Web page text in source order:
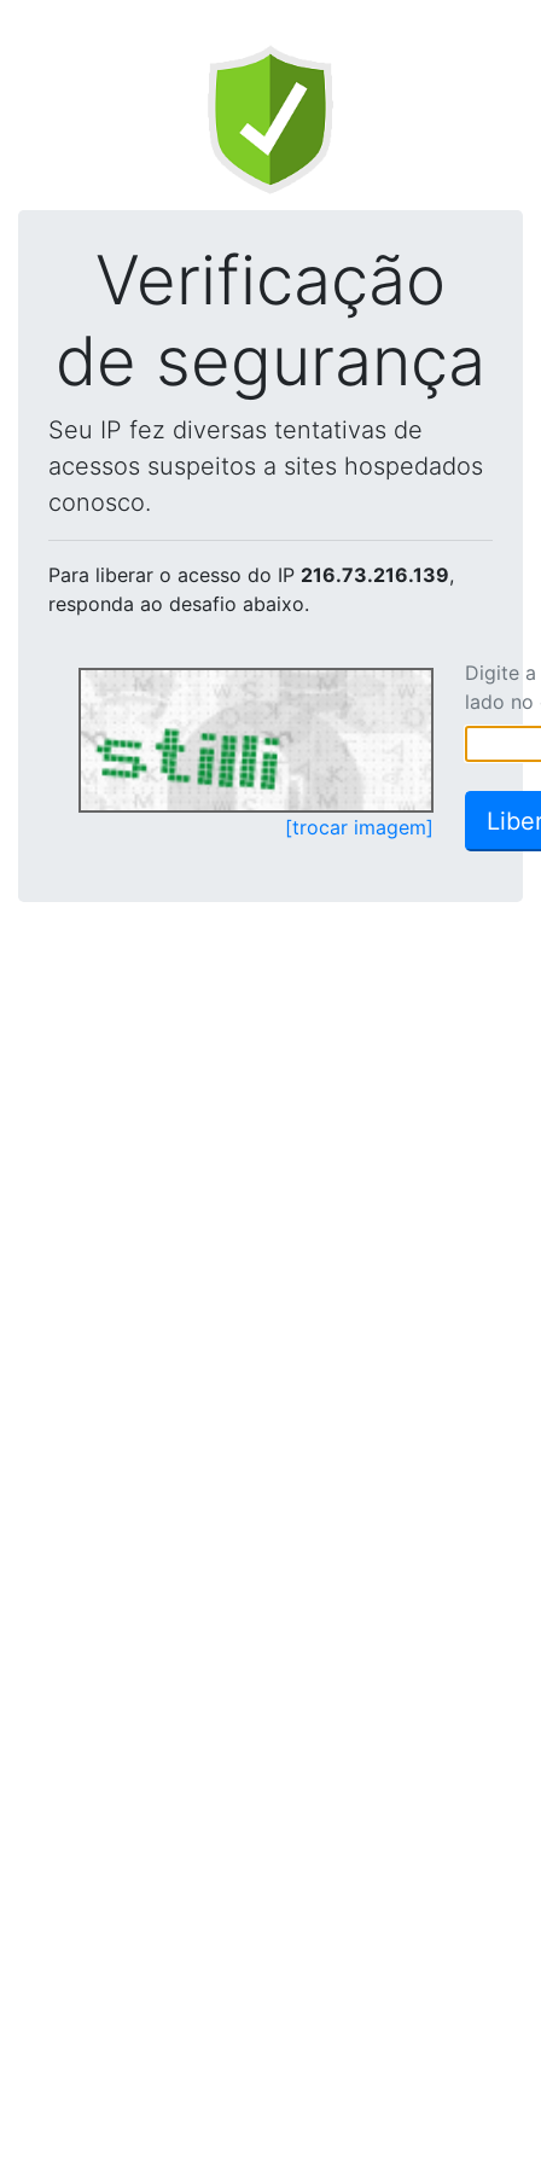
Verificação
de segurança
Seu IP fez diversas tentativas de
acessos suspeitos a sites hospedados
conosco.
Para liberar o acesso do IP 216.73.216.139,
responda ao desafio abaixo.
[trocar imagem]
Digite
lado no